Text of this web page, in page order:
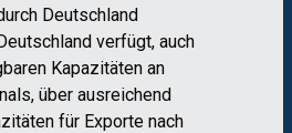
Deutschland
verfügt, auch
Kapazitäten an
über ausreichend
für Exporte nach